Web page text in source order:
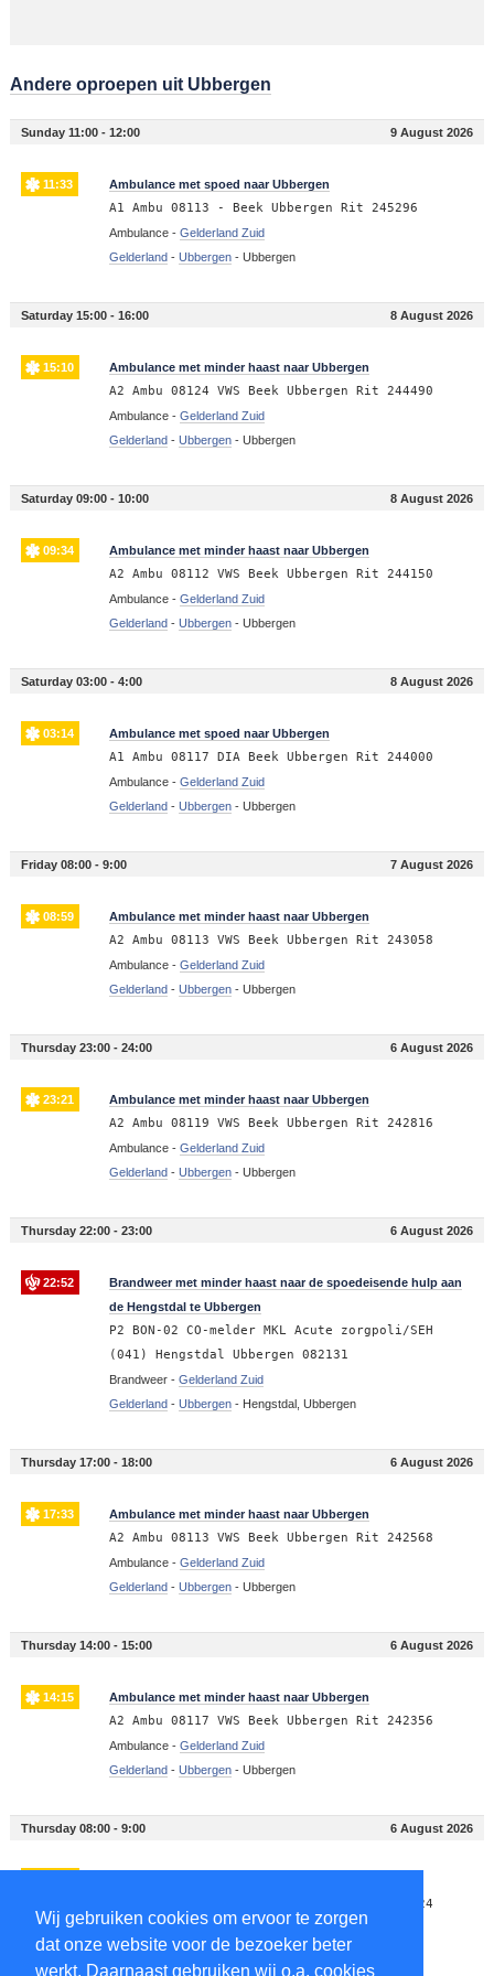
Wij gebruiken cookies om ervoor te zorgen
dat onze website voor de bezoeker beter
werkt. Daarnaast gebruiken wij o.a. cookies
Andere oproepen uit Ubbergen
Sunday 11:00 - 12:00 9 August 2026
11:33 Ambulance met spoed naar Ubbergen
A1 Ambu 08113 - Beek Ubbergen Rit 245296
Ambulance - Gelderland Zuid
Gelderland- Ubbergen- Ubbergen
Saturday 15:00 - 16:00 8 August 2026
15:10 Ambulance met minder haast naar Ubbergen
A2 Ambu 08124 VWS Beek Ubbergen Rit 244490
Ambulance - Gelderland Zuid
Gelderland- Ubbergen- Ubbergen
Saturday 09:00 - 10:00 8 August 2026
09:34 Ambulance met minder haast naar Ubbergen
A2 Ambu 08112 VWS Beek Ubbergen Rit 244150
Ambulance - Gelderland Zuid
Gelderland- Ubbergen- Ubbergen
Saturday 03:00 - 4:00 8 August 2026
03:14 Ambulance met spoed naar Ubbergen
A1 Ambu 08117 DIA Beek Ubbergen Rit 244000
Ambulance - Gelderland Zuid
Gelderland- Ubbergen- Ubbergen
Friday 08:00 - 9:00 7 August 2026
08:59 Ambulance met minder haast naar Ubbergen
A2 Ambu 08113 VWS Beek Ubbergen Rit 243058
Ambulance - Gelderland Zuid
Gelderland- Ubbergen- Ubbergen
Thursday 23:00 - 24:00 6 August 2026
23:21 Ambulance met minder haast naar Ubbergen
A2 Ambu 08119 VWS Beek Ubbergen Rit 242816
Ambulance - Gelderland Zuid
Gelderland- Ubbergen- Ubbergen
Thursday 22:00 - 23:00 6 August 2026
22:52
Brandweer met minder haast naar de spoedeisende hulp aan
de Hengstdal te Ubbergen
P2 BON-02 CO-melder MKL Acute zorgpoli/SEH
(041) Hengstdal Ubbergen 082131
Brandweer - Gelderland Zuid
Gelderland- Ubbergen- Hengstdal, Ubbergen
Thursday 17:00 - 18:00 6 August 2026
17:33 Ambulance met minder haast naar Ubbergen
A2 Ambu 08113 VWS Beek Ubbergen Rit 242568
Ambulance - Gelderland Zuid
Gelderland- Ubbergen- Ubbergen
Thursday 14:00 - 15:00 6 August 2026
14:15 Ambulance met minder haast naar Ubbergen
A2 Ambu 08117 VWS Beek Ubbergen Rit 242356
Ambulance - Gelderland Zuid
Gelderland- Ubbergen- Ubbergen
Thursday 08:00 - 9:00 6 August 2026
A2 Ambu 08119 VWS Beek Ubbergen Rit 241924
Ambulance -Gelderland Zuid
Gelderland -Ubbergen -Ubbergen